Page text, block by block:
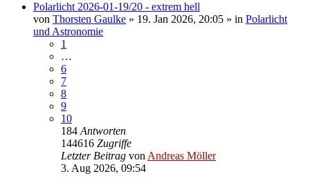
Polarlicht 2026-01-19/20 - extrem hell
von Thorsten Gaulke » 19. Jan 2026, 20:05 » in Polarlicht
und Astronomie
1
…
6
7
8
9
10
184 Antworten
144616 Zugriffe
Letzter Beitrag von Andreas Möller
3. Aug 2026, 09:54